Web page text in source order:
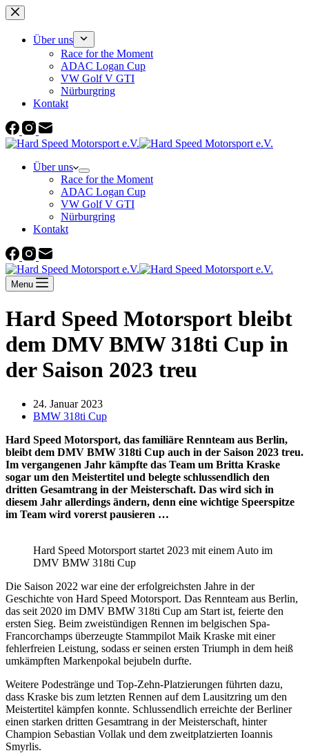
Zum
Inhalt
springenÜber uns
Race for the Moment
ADAC Logan Cup
VW Golf V GTI
Nürburgring
Kontakt
Über uns
Race for the Moment
ADAC Logan Cup
VW Golf V GTI
Nürburgring
Kontakt
Menu
Hard Speed Motorsport bleibt
dem DMV BMW 318ti Cup in
der Saison 2023 treu
24. Januar 2023
BMW 318ti Cup
Hard Speed Motorsport, das familiäre Rennteam aus Berlin,
bleibt dem DMV BMW 318ti Cup auch in der Saison 2023 treu.
Im vergangenen Jahr kämpfte das Team um Britta Kraske
sogar um den Meistertitel und belegte schlussendlich den
dritten Gesamtrang in der Meisterschaft. Das wird sich in
diesem Jahr allerdings ändern, denn eine wichtige Speerspitze
im Team wird vorerst pausieren …
Hard Speed Motorsport startet 2023 mit einem Auto im
DMV BMW 318ti Cup
Die Saison 2022 war eine der erfolgreichsten Jahre in der
Geschichte von Hard Speed Motorsport. Das Rennteam aus Berlin,
das seit 2020 im DMV BMW 318ti Cup am Start ist, feierte den
ersten Sieg. Beim zweistündigen Rennen im belgischen Spa-
Francorchamps überzeugte Stammpilot Maik Kraske mit einer
fehlerfreien Leistung, sodass er seinen ersten Triumph in dem heiß
umkämpften Markenpokal bejubeln durfte.
Weitere Podestränge und Top-Zehn-Platzierungen führten dazu,
dass Kraske bis zum letzten Rennen auf dem Lausitzring um den
Meistertitel kämpfen konnte. Schlussendlich erreichte der Berliner
einen starken dritten Gesamtrang in der Meisterschaft, hinter
Champion Sebastian Vollak und dem zweitplatzierten Ioannis
Smyrlis.